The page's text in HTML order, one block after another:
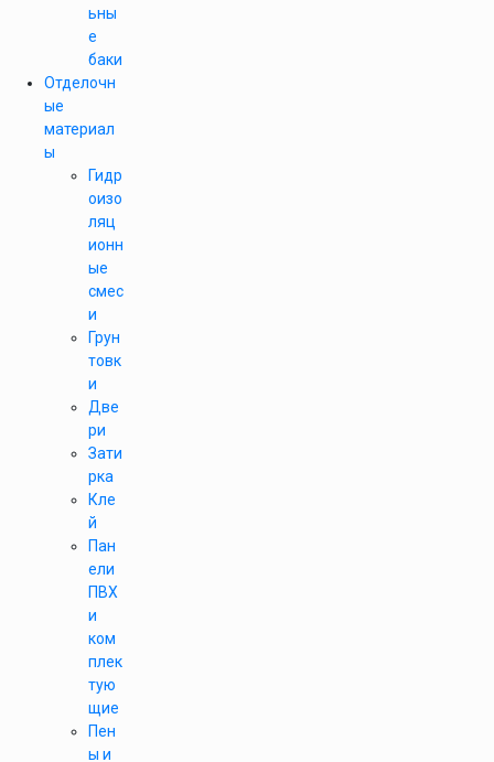
ьны
е
баки
Отделочн
ые
материал
ы
Гидр
оизо
ляц
ионн
ые
смес
и
Грун
товк
и
Две
ри
Зати
рка
Кле
й
Пан
ели
ПВХ
и
ком
плек
тую
щие
Пен
ы и